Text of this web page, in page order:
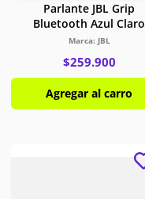
Parlante JBL Grip
Bluetooth Azul Claro
JBL
$259.900
Agregar al carro